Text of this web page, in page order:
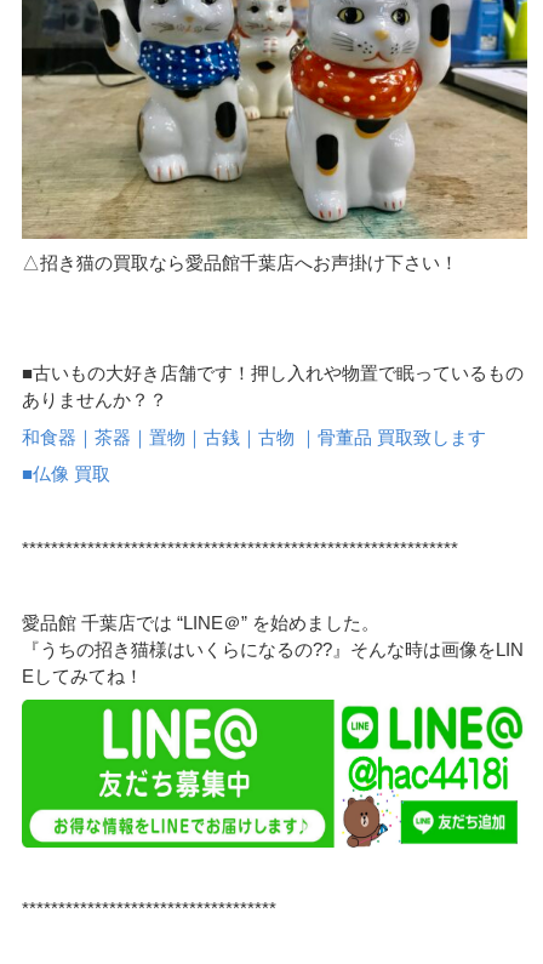
△招き猫の買取なら愛品館千葉店へお声掛け下さい！
■古いもの大好き店舗です！押し入れや物置で眠っているもの
ありませんか？？
和食器｜茶器｜置物｜古銭｜古物 ｜骨董品 買取致します
■仏像 買取
************************************************************
愛品館 千葉店では “LINE＠” を始めました。
『うちの招き猫様はいくらになるの??』そんな時は画像をLIN
Eしてみてね！
***********************************